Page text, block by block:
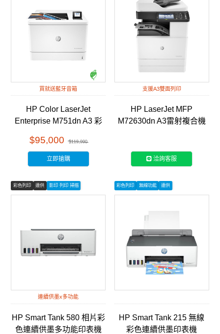
買就送藍牙音箱
HP Color LaserJet
Enterprise M751dn A3 彩
$95,000 $119,990
立即搶購
支援A3雙面列印
HP LaserJet MFP
M72630dn A3雷射複合機
洽詢客服
彩色列印 連供 影印 列印 掃描
連續供墨x多功能
HP Smart Tank 580 相片彩
色連續供墨多功能印表機
彩色列印 無線功能 連供
HP Smart Tank 215 無線
彩色連續供墨印表機